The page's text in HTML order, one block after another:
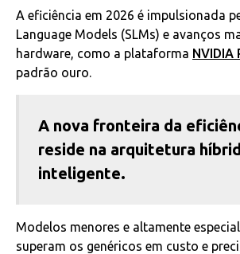
A eficiência em 2026 é impulsionada
Language Models (SLMs) e avanços
hardware, como a plataforma NVIDIA
padrão ouro.
A nova fronteira da
reside na arquitetura
inteligente.
Modelos menores e altamente
superam os genéricos em custo e